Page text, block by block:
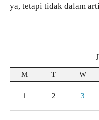
ya, tetapi tidak dalam
M T W
1 2 3